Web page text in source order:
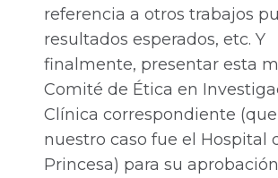
referencia a otros trabajos
resultados esperados, etc. Y
finalmente, presentar esta
Comité de Ética en
Clínica correspondiente
nuestro caso fue el Hospital
Princesa) para su